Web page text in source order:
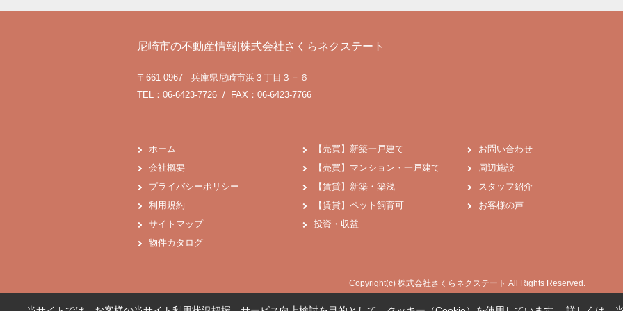
尼崎市の不動産情報|株式会社さくらネクステート
〒661-0967 兵庫県尼崎市浜３丁目３－６
TEL：06-6423-7726 / FAX：06-6423-7766
ホーム
会社概要
プライバシーポリシー
利用規約
サイトマップ
物件カタログ
【売買】新築一戸建て
【売買】マンション・一戸建て
【賃貸】新築・築浅
【賃貸】ペット飼育可
投資・収益
お問い合わせ
周辺施設
スタッフ紹介
お客様の声
Copyright(c) 株式会社さくらネクステート All Rights Reserved.